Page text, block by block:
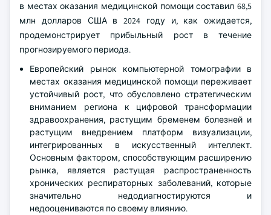
в местах оказания медицинской помощи составил 68,5
млн долларов США в 2024 году и, как ожидается,
продемонстрирует прибыльный рост в течение
прогнозируемого периода.
Европейский рынок компьютерной томографии в
местах оказания медицинской помощи переживает
устойчивый рост, что обусловлено стратегическим
вниманием региона к цифровой трансформации
здравоохранения, растущим бременем болезней и
растущим внедрением платформ визуализации,
интегрированных в искусственный интеллект.
Основным фактором, способствующим расширению
рынка, является растущая распространенность
хронических респираторных заболеваний, которые
значительно недодиагностируются и
недооцениваются по своему влиянию.